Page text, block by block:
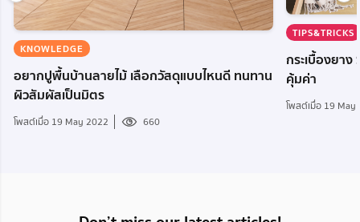
KNOWLEDGE
อยากปูพื้นบ้านลายไม้ เลือกวัสดุแบบไหนดี ทนทาน
ผิวสัมผัสเป็นมิตร
โพสต์เมื่อ 19 May 2022 660
TIPS&TRICKS
กระเบื้องยา
คุ้มค่า
โพสต์เมื่อ 19 May